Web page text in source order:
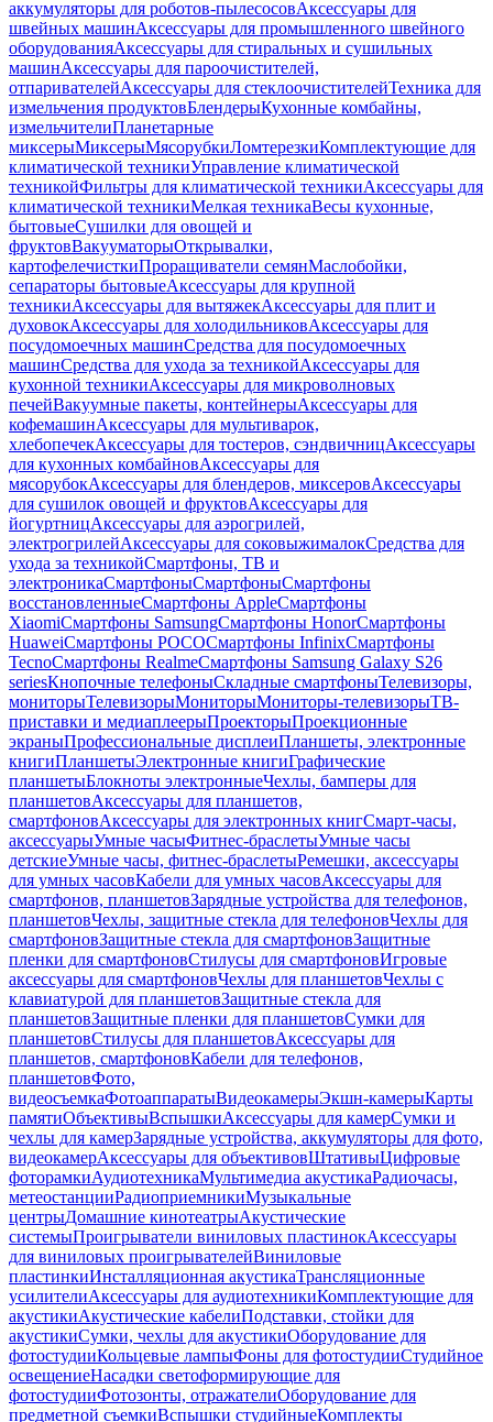
аккумуляторы для роботов-пылесосовАксессуары для
швейных машинАксессуары для промышленного швейного
оборудованияАксессуары для стиральных и сушильных
машинАксессуары для пароочистителей,
отпаривателейАксессуары для стеклоочистителейТехника для
измельчения продуктовБлендерыКухонные комбайны,
измельчителиПланетарные
миксерыМиксерыМясорубкиЛомтерезкиКомплектующие для
климатической техникиУправление климатической
техникойФильтры для климатической техникиАксессуары для
климатической техникиМелкая техникаВесы кухонные,
бытовыеСушилки для овощей и
фруктовВакууматорыОткрывалки,
картофелечисткиПроращиватели семянМаслобойки,
сепараторы бытовыеАксессуары для крупной
техникиАксессуары для вытяжекАксессуары для плит и
духовокАксессуары для холодильниковАксессуары для
посудомоечных машинСредства для посудомоечных
машинСредства для ухода за техникойАксессуары для
кухонной техникиАксессуары для микроволновых
печейВакуумные пакеты, контейнерыАксессуары для
кофемашинАксессуары для мультиварок,
хлебопечекАксессуары для тостеров, сэндвичницАксессуары
для кухонных комбайновАксессуары для
мясорубокАксессуары для блендеров, миксеровАксессуары
для сушилок овощей и фруктовАксессуары для
йогуртницАксессуары для аэрогрилей,
электрогрилейАксессуары для соковыжималокСредства для
ухода за техникойСмартфоны, ТВ и
электроникаСмартфоныСмартфоныСмартфоны
восстановленныеСмартфоны AppleСмартфоны
XiaomiСмартфоны SamsungСмартфоны HonorСмартфоны
HuaweiСмартфоны POCOСмартфоны InfinixСмартфоны
TecnoСмартфоны RealmeСмартфоны Samsung Galaxy S26
seriesКнопочные телефоныСкладные смартфоныТелевизоры,
мониторыТелевизорыМониторыМониторы-телевизорыТВ-
приставки и медиаплеерыПроекторыПроекционные
экраныПрофессиональные дисплеиПланшеты, электронные
книгиПланшетыЭлектронные книгиГрафические
планшетыБлокноты электронныеЧехлы, бамперы для
планшетовАксессуары для планшетов,
смартфоновАксессуары для электронных книгСмарт-часы,
аксессуарыУмные часыФитнес-браслетыУмные часы
детскиеУмные часы, фитнес-браслетыРемешки, аксессуары
для умных часовКабели для умных часовАксессуары для
смартфонов, планшетовЗарядные устройства для телефонов,
планшетовЧехлы, защитные стекла для телефоновЧехлы для
смартфоновЗащитные стекла для смартфоновЗащитные
пленки для смартфоновСтилусы для смартфоновИгровые
аксессуары для смартфоновЧехлы для планшетовЧехлы с
клавиатурой для планшетовЗащитные стекла для
планшетовЗащитные пленки для планшетовСумки для
планшетовСтилусы для планшетовАксессуары для
планшетов, смартфоновКабели для телефонов,
планшетовФото,
видеосъемкаФотоаппаратыВидеокамерыЭкшн-камерыКарты
памятиОбъективыВспышкиАксессуары для камерСумки и
чехлы для камерЗарядные устройства, аккумуляторы для фото,
видеокамерАксессуары для объективовШтативыЦифровые
фоторамкиАудиотехникаМультимедиа акустикаРадиочасы,
метеостанцииРадиоприемникиМузыкальные
центрыДомашние кинотеатрыАкустические
системыПроигрыватели виниловых пластинокАксессуары
для виниловых проигрывателейВиниловые
пластинкиИнсталляционная акустикаТрансляционные
усилителиАксессуары для аудиотехникиКомплектующие для
акустикиАкустические кабелиПодставки, стойки для
акустикиСумки, чехлы для акустикиОборудование для
фотостудииКольцевые лампыФоны для фотостудииСтудийное
освещениеНасадки светоформирующие для
фотостудииФотозонты, отражателиОборудование для
предметной съемкиВспышки студийныеКомплекты